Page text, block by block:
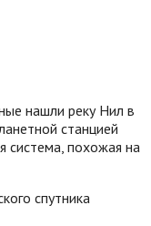
нашли реку Нил в
станцией
система, похожая на
спутника